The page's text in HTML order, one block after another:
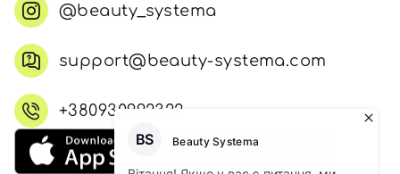
@beauty_systema
support@beauty-systema.com
+380930992322